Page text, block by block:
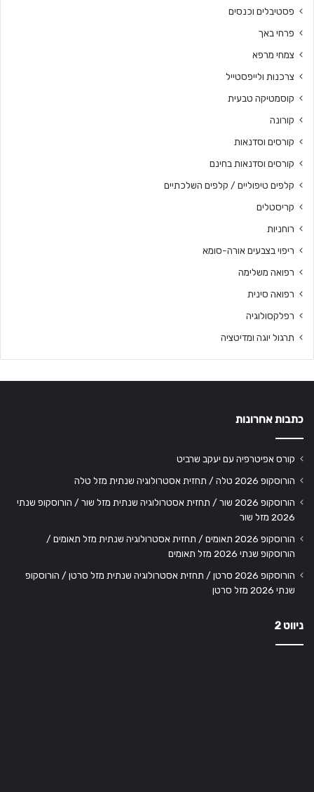
פסטיבלים וכנסים
פרחי באך
צמחי מרפא
צרכנות ולייפסטייל
קוסמטיקה טבעית
קורונה
קורסים וסדנאות
קורסים וסדנאות בחינם
קלפים טיפוליים / קלפים השלכתיים
קריסטלים
רוחניות
ריפוי בצבעים אורה-סומא
רפואה משלימה
רפואה סינית
רפלקסולוגיה
תרגול יוגה ומדיטציה
כתבות אחרונות
קורס אפיטרפיה עם יעקב שרביט
הורוסקופ 2026 טלה / תחזית אסטרולוגיה שנתית מזל טלה
הורוסקופ 2026 שור / תחזית אסטרולוגיה שנתית מזל שור / הורוסקופ שנתי
2026 מזל שור
הורוסקופ 2026 תאומים / תחזית אסטרולוגיה שנתית מזל תאומים /
הורוסקופ שנתי 2026 מזל תאומים
הורוסקופ 2026 סרטן / תחזית אסטרולוגיה שנתית מזל סרטן / הורוסקופ
שנתי 2026 מזל סרטן
ניווט 2